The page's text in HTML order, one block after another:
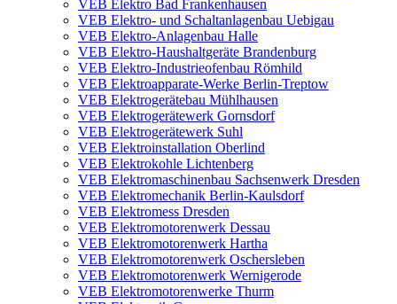
VEB Elektro Bad Frankenhausen
VEB Elektro- und Schaltanlagenbau Uebigau
VEB Elektro-Anlagenbau Halle
VEB Elektro-Haushaltgeräte Brandenburg
VEB Elektro-Industrieofenbau Römhild
VEB Elektroapparate-Werke Berlin-Treptow
VEB Elektrogerätebau Mühlhausen
VEB Elektrogerätewerk Gornsdorf
VEB Elektrogerätewerk Suhl
VEB Elektroinstallation Oberlind
VEB Elektrokohle Lichtenberg
VEB Elektromaschinenbau Sachsenwerk Dresden
VEB Elektromechanik Berlin-Kaulsdorf
VEB Elektromess Dresden
VEB Elektromotorenwerk Dessau
VEB Elektromotorenwerk Hartha
VEB Elektromotorenwerk Oschersleben
VEB Elektromotorenwerk Wernigerode
VEB Elektromotorenwerke Thurm